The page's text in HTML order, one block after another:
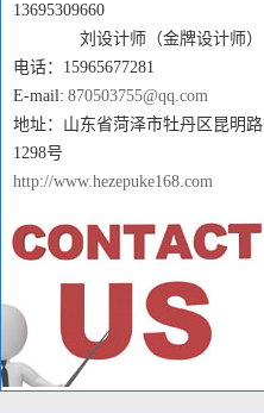
13695309660
刘设计师（金牌设计师）
电话：15965677281
E-mail: 870503755@qq.com
地址：山东省菏泽市牡丹区昆明路
1298号
http://www.hezepuke168.com